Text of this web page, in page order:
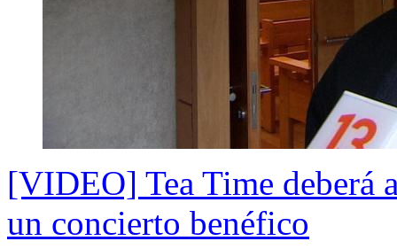
[VIDEO] Tea Time deberá
un concierto benéfico